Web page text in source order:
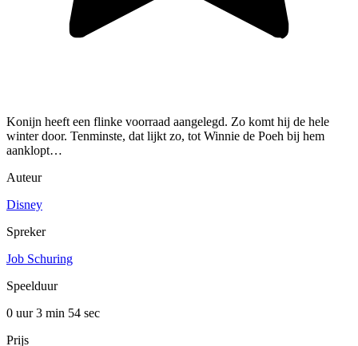
Konijn heeft een flinke voorraad aangelegd. Zo komt hij de hele
winter door. Tenminste, dat lijkt zo, tot Winnie de Poeh bij hem
aanklopt…
Auteur
Disney
Spreker
Job Schuring
Speelduur
0 uur 3 min 54 sec
Prijs